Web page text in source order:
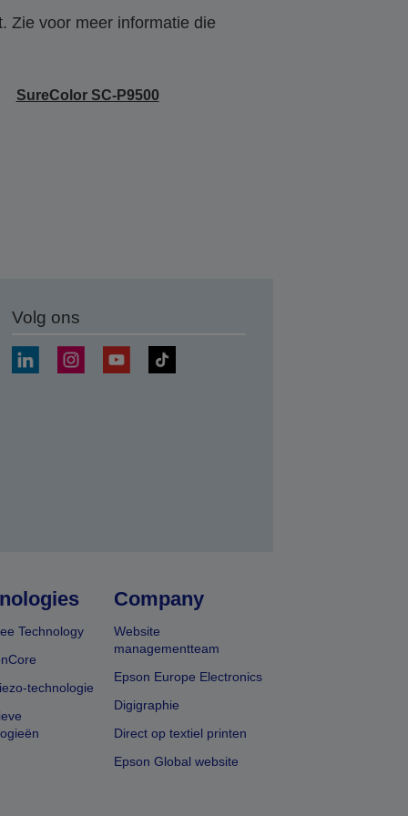
Zie voor meer informatie die
SureColor SC-P9500
Volg ons
Technology
technologie
Company
Website
managementteam
Epson Europe Electronics
Digigraphie
Direct op textiel printen
Epson Global website